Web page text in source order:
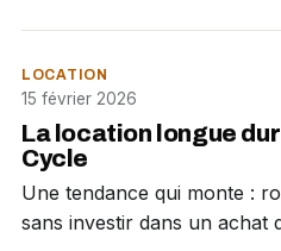
LOCATION
15 février 2026
La location longue
Cycle
Une tendance qui monte :
sans investir dans un achat